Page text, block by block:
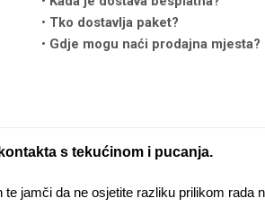
Tko dostavlja paket?
Gdje mogu naći prodajna mjesta?
s tekućinom i pucanja.
jamči da ne osjetite razliku prilikom rada